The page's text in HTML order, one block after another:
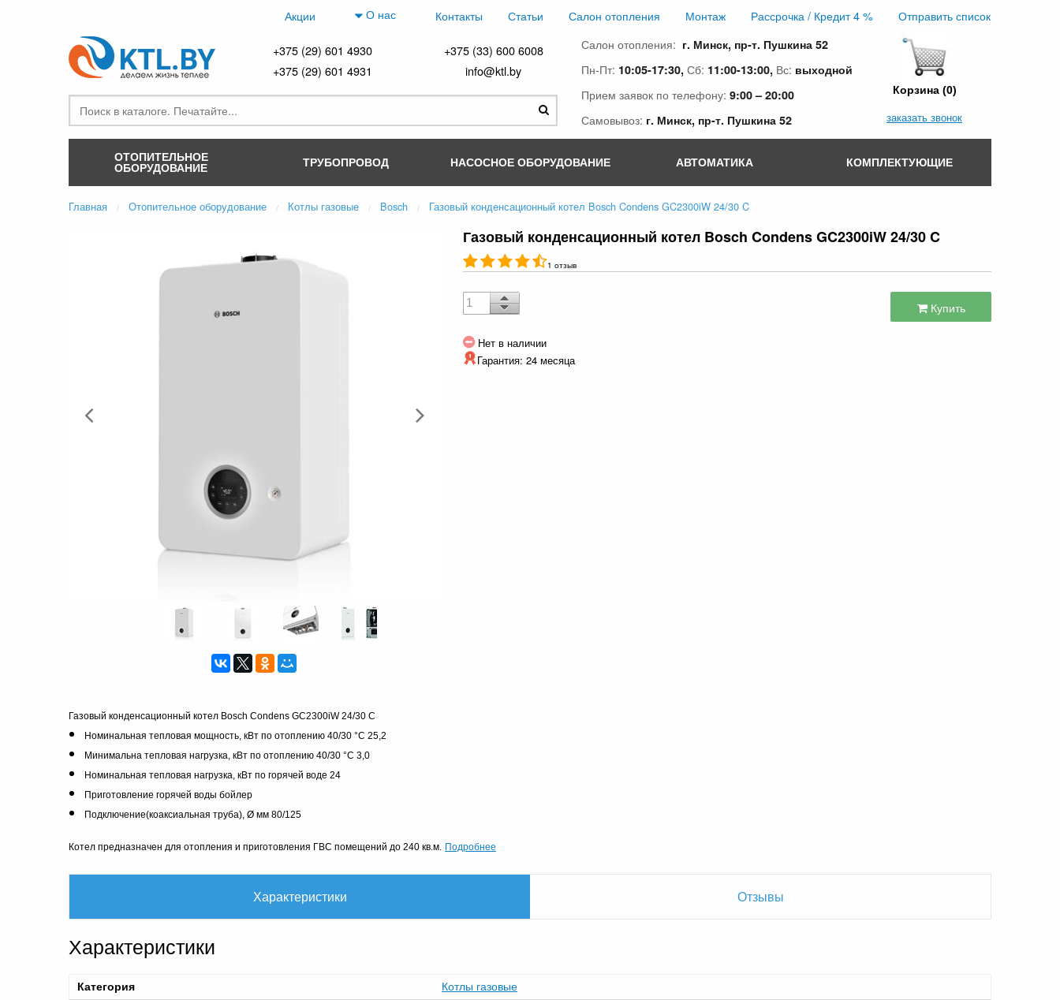
Акции О нас Контакты Статьи Салон отопления Монтаж Рассрочка / Кредит 4 % Отправить список
+375 (29) 601 4930
+375 (33) 600 6008
+375 (29) 601 4931
info@ktl.by
Салон отопления: г. Минск, пр-т. Пушкина 52
Пн-Пт: 10:05-17:30, Сб: 11:00-13:00, Вс: выходной
Прием заявок по телефону: 9:00 – 20:00
Самовывоз: г. Минск, пр-т. Пушкина 52
Корзина (0)
заказать звонок
ОТОПИТЕЛЬНОЕ
ОБОРУДОВАНИЕ ТРУБОПРОВОД НАСОСНОЕ ОБОРУДОВАНИЕ АВТОМАТИКА КОМПЛЕКТУЮЩИЕ
Главная Отопительное оборудование Котлы газовые Bosch Газовый конденсационный котел Bosch Condens GC2300iW 24/30 C
Газовый конденсационный котел Bosch Condens GC2300iW 24/30 C
1 отзыв
Купить
Нет в наличии
Гарантия: 24 месяца
Газовый конденсационный котел Bosch Condens GC2300iW 24/30 C
Номинальная тепловая мощность, кВт по отоплению 40/30 °C 25,2
Минимальна тепловая нагрузка, кВт по отоплению 40/30 °C 3,0
Номинальная тепловая нагрузка, кВт по горячей воде 24
Приготовление горячей воды бойлер
Подключение(коаксиальная труба), Ø мм 80/125
Котел предназначен для отопления и приготовления ГВС помещений до 240 кв.м. Подробнее
Характеристики Отзывы
Характеристики
Категория
Котлы газовые